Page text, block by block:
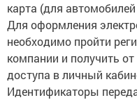
карта (для
Для оформления
необходимо пройти
компании и получить
доступа в личный
Идентификаторы